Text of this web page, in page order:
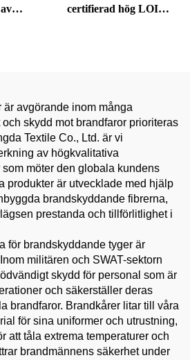
certifierad hög LOI
är avgörande inom många
skydd mot brandfaror prioriteras
Textile Co., Ltd. är vi
av högkvalitativa
möter den globala kundens
produkter är utvecklade med hjälp
brandskyddande fibrerna,
prestanda och tillförlitlighet i
för brandskyddande tyger är
militären och SWAT-sektorn
skydd för personal som är
och säkerställer deras
brandfaror. Brandkårer litar till våra
för sina uniformer och utrustning,
att tåla extrema temperaturer och
brandmännens säkerhet under